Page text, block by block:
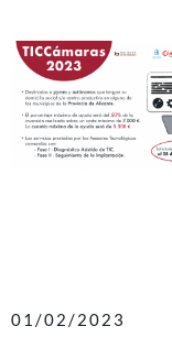
01/02/2023